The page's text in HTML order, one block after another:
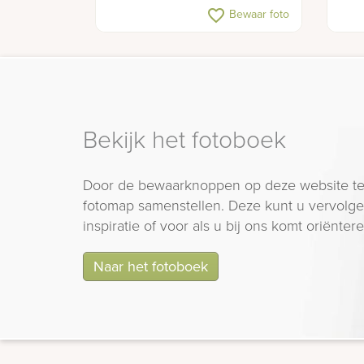
Eigentijds en onderhoudsarm
favorite_border Bewaar foto
Bekijk het fotoboek
Door de bewaarknoppen op deze website
fotomap samenstellen. Deze kunt u
inspiratie of voor als u bij ons komt
Naar het fotoboek